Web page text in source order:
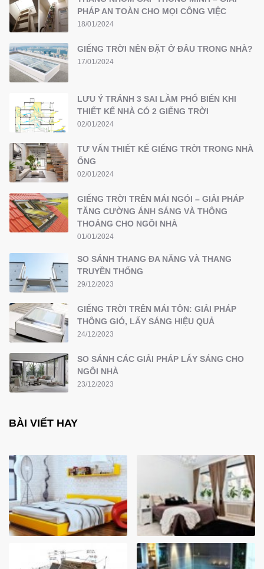
PHÁP AN TOÀN CHO MỌI CÔNG VIỆC
18/01/2024
GIẾNG TRỜI NÊN ĐẶT Ở ĐÂU TRONG NHÀ?
17/01/2024
LƯU Ý TRÁNH 3 SAI LẦM PHỔ BIẾN KHI
THIẾT KẾ NHÀ CÓ 2 GIẾNG TRỜI
02/01/2024
TƯ VẤN THIẾT KẾ GIẾNG TRỜI TRONG NHÀ
ỐNG
02/01/2024
GIẾNG TRỜI TRÊN MÁI NGÓI – GIẢI PHÁP
TĂNG CƯỜNG ÁNH SÁNG VÀ THÔNG
THOÁNG CHO NGÔI NHÀ
01/01/2024
SO SÁNH THANG ĐA NĂNG VÀ THANG
TRUYỀN THỐNG
29/12/2023
GIẾNG TRỜI TRÊN MÁI TÔN: GIẢI PHÁP
THÔNG GIÓ, LẤY SÁNG HIỆU QUẢ
24/12/2023
SO SÁNH CÁC GIẢI PHÁP LẤY SÁNG CHO
NGÔI NHÀ
23/12/2023
BÀI VIẾT HAY